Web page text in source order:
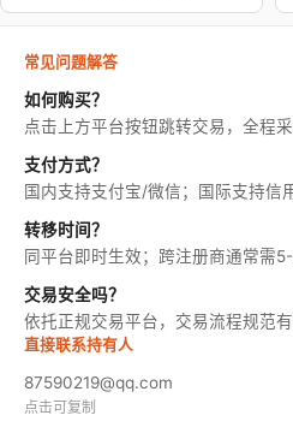
常见问题解答
如何购买？
点击上方平台按钮跳转交易，全程采
支付方式？
国内支持支付宝/微信；国际支持信
转移时间？
同平台即时生效；跨注册商通常需5-
交易安全吗？
依托正规交易平台，交易流程规范有
直接联系持有人
87590219@qq.com
点击可复制